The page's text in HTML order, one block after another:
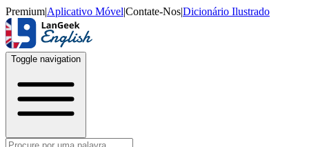
Premium|Aplicativo Móvel|Contate-Nos|Dicionário Ilustrado
Toggle navigation